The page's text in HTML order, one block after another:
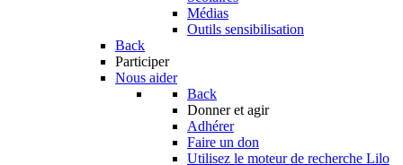
Médias
Outils sensibilisation
Back
Participer
Nous aider
Back
Donner et agir
Adhérer
Faire un don
Utilisez le moteur de recherche Lilo